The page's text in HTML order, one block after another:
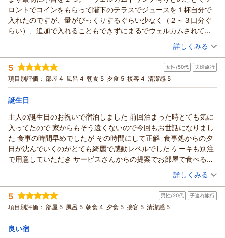
（返信日：2026/06/20）
（返信日：2026/06/20）
また、大浴場につきましても、洗い場や浴室の広さに関してご
期待との差を感じられたとのこと、ご意見を真摯に受け止めて
おります。当館は比較的小規模な温泉施設ではございますが、
その分、時間帯によっては静かにゆったりとご利用いただける
る環境づくりに努めてまいります。
朝食につきましては、和歌山らしさや旅館ならではの朝の味わ
いを大切にした和朝食をご提供しております。洋食をお好みの
お客様にはご期待に沿えない部分もございますが、そのような
当館の特徴や魅力だけでなく、改善点についても率直にご投稿
いただきありがとうございました。いただいたお声を今後の宿
づくりの参考とさせていただき、より多くのお客様に快適にお
過ごしいただけるよう努めてまいります。
もり！様のまたのお帰りを、漁火の宿シーサイド観潮スタッフ
（返信日：2026/06/20）
東京ドーム様
この度はご友人との大切なご旅行に、漁火の宿シーサイド観潮
をご利用いただき誠にありがとうございました。
OL時代からのご友人様とのご旅行とのこと、皆様にとって思い
出に残るひとときとなりましたご様子を、大変嬉しく拝読いた
しました。初めての和歌山旅行に当館をお選びいただけました
こと、心より光栄に存じます。
また、じゃらんクーポンをご活用いただき、お得にご宿泊いた
だけたとのこと、お部屋でも3名様でゆっくりお寛ぎいただけ
たようで何よりでございました。
お言葉をありがとうございます。追加のお刺身や一品料理、種
類豊富な梅酒もお楽しみいただけたご様子で嬉しく思います。
和歌山ならではの味覚を少しでも感じていただけておりました
ら幸いです。
また、朝食にもご満足いただけたとのこと、大変励みになりま
す。当館の朝食は、多くのお客様より嬉しいお声を頂戴してお
てご用意しております。
「また泊まりたい」とのお言葉は、私どもにとって何より嬉し
いご褒美でございます。
ぜひ次回は季節を変えて、和歌の浦の景色や夕陽、旬のお料理
ロントでコインをもらって階下のテラスでジュースを１杯自分で
入れたのですが、量がびっくりするぐらい少なく（２～３口分ぐ
らい）、追加で入れることもできずにまるでウェルカムされてい
る気になれませんでした。これならない方がましと思います。
出だしをくじかれましたが、食事は個室で量・味・接客ともよか
ったです。部屋は広くて快適で部屋の露天風呂は洞窟（風）風呂
で雰囲気よく、自動お湯張りできて便利でした。シャワーブース
が横にあり体を洗うのも便利でした。海に面しているので眺めも
（投稿日：2026/05/17）
宿泊時期： 2026年05月宿泊 (夫婦旅行)
投稿者： オカチンさん
宿泊プラン： 【基本プラン】景色も♪温泉も♪お料理も♪和歌浦を味わう旅☆
選べる会席＜個室食事処＞
和洋室 朝・夕 朝/個室利用 夕/個室利用
宿泊価格帯：
紀州温泉 ありがとうの湯 漁火の宿 シーサイド観潮からの返信
オカチン様
この度はご夫婦での和歌山旅行に、漁火の宿シーサイド観潮を
ご利用いただき誠にありがとうございました。
また、離れ客室「流行」にご宿泊いただき、貴重なお声をお寄
まず、ウェルカムドリンクにつきまして、ご期待に沿うことが
できず残念なお気持ちにさせてしまい申し訳ございませんでし
た。せっかくご到着後のひとときを楽しみにしてくださってい
たにもかかわらず、「ウェルカムされている気になれない」と
感じさせてしまいましたこと、真摯に受け止めております。い
詳しくみる
5 女性/50代 夫婦旅行
項目別評価： 部屋 4 風呂 4 朝食 5 夕食 5 接客 4 清潔感 5
誕生日
主人の誕生日のお祝いで宿泊しました 前回泊まった時とても気に
入ってたので 家からもそう遠くないので今回もお世話になりまし
た 食事の時間早めでしたが その時間にして正解 食事処からの夕
日が沈んでいくのがとても綺麗で感動レベルでした ケーキも別注
で用意していただき サービスさんからの提案でお部屋で食べるこ
とに その際も切り分けのナイフやフォーク お皿まで用意してくだ
1つ気になってるのはウェルカムドリンクのグラスが外にある事が
衛生的に気になってしまうポイントです
今回は 何回みてもご高齢の方がマッサージチェアを占領してて使
次は違うお部屋にも宿泊してみようと思います
（投稿日：2026/05/09）
宿泊時期： 2026年03月宿泊 (夫婦旅行)
投稿者： えぼしさん
宿泊プラン： 【じゃらんのお得な10日間】1泊2食付きベストレート｜期間限
定の特別割引プラン
和室 朝・夕
宿泊価格帯：
詳しくみる
5 男性/20代 子連れ旅行
項目別評価： 部屋 5 風呂 5 朝食 4 夕食 5 接客 5 清潔感 5
良い宿